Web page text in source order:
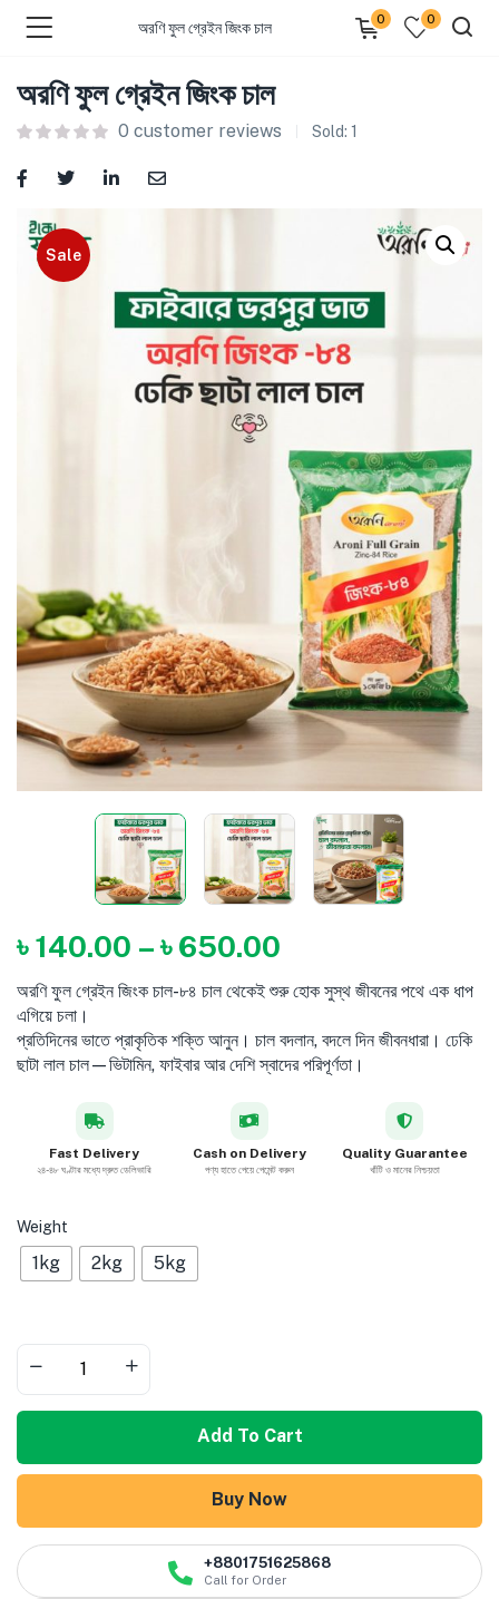
(Dairy )
(Oil )
অরণি ফুল গ্রেইন জিংক চাল
0 0
অরণি ফুল গ্রেইন জিংক চাল
0 customer reviews Sold: 1
Sale
৳140.00 –৳650.00
অরণি ফুল গ্রেইন জিংক চাল-৮৪ চাল থেকেই শুরু হোক সুস্থ জীবনের পথে এক ধাপ
এগিয়ে চলা।
প্রতিদিনের ভাতে প্রাকৃতিক শক্তি আনুন। চাল বদলান, বদলে দিন জীবনধারা। ঢেকি
ছাটা লাল চাল—ভিটামিন, ফাইবার আর দেশি স্বাদের পরিপূর্ণতা।
Fast Delivery
২৪-৪৮ ঘণ্টার মধ্যে দ্রুত ডেলিভারি
Cash on Delivery
পণ্য হাতে পেয়ে পেমেন্ট করুন
Quality Guarantee
খাঁটি ও মানের নিশ্চয়তা
Weight
1kg 2kg 5kg
Add To Cart
Buy Now
+8801751625868
Call for Order